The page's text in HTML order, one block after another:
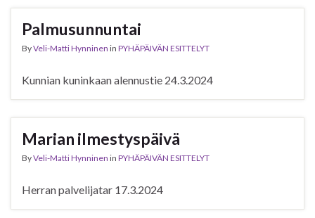
Palmusunnuntai
ByVeli-Matti Hynninen in PYHÄPÄIVÄN ESITTELYT
Kunnian kuninkaan alennustie 24.3.2024
Marian ilmestyspäivä
ByVeli-Matti Hynninen in PYHÄPÄIVÄN ESITTELYT
Herran palvelijatar 17.3.2024